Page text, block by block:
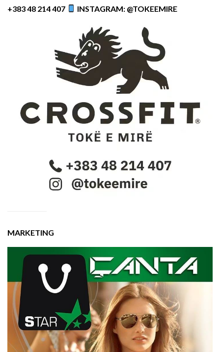
+383 48 214 407
INSTAGRAM: @TOKEEMIRE
MARKETING